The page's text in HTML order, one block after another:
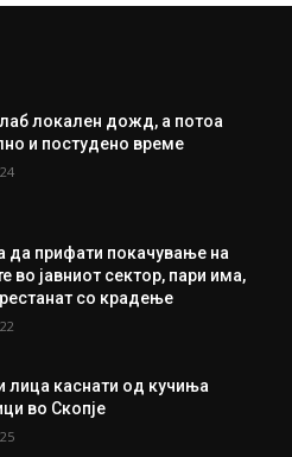
локален дожд, а потоа
и постудено време
да прифати покачување на
во јавниот сектор, пари има,
со крадење
лица каснати од кучиња
во Скопје